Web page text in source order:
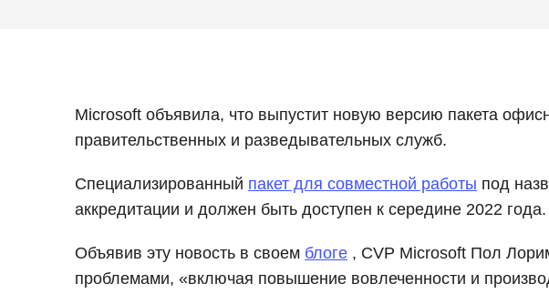
Microsoft объявила, что выпустит новую версию пакета
правительственных и разведывательных служб.
Специализированный пакет для совместной работы под
аккредитации и должен быть доступен к середине 2022 года.
Объявив эту новость в своем блоге , CVP Microsoft Пол
проблемами, «включая повышение вовлеченности и